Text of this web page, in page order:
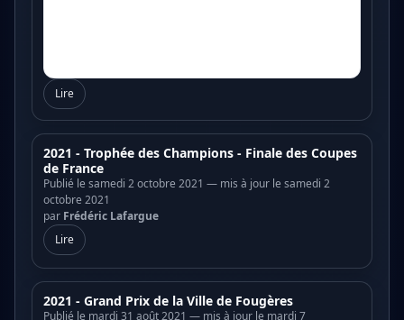
Lire
2021 - Trophée des Champions - Finale des Coupes
de France
Publié le samedi 2 octobre 2021 — mis à jour le samedi 2
octobre 2021
par Frédéric Lafargue
Lire
2021 - Grand Prix de la Ville de Fougères
Publié le mardi 31 août 2021 — mis à jour le mardi 7